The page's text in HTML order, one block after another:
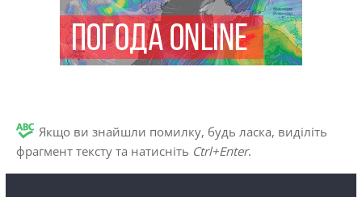
Якщо ви знайшли помилку, будь ласка, виділіть
фрагмент тексту та натисніть Ctrl+Enter.